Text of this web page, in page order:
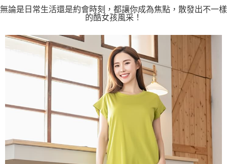
無論是日常生活還是約會時刻，都讓你成為焦點，散發出不一樣
的酷女孩風采！